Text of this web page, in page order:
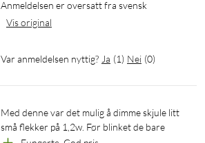
Anmeldelsen er oversatt fra svensk
Vis original
Var anmeldelsen nyttig? Ja (1) Nei (0)
Med denne var det mulig å dimme skjule litt
små flekker på 1,2w. Før blinket de bare